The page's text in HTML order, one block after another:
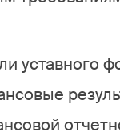
уставного